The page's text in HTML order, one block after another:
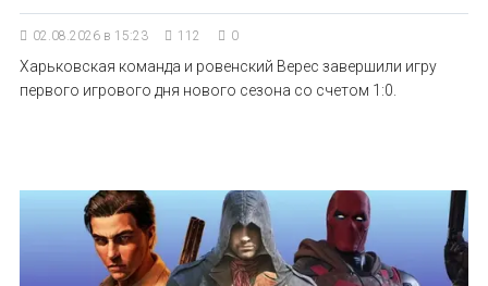
02.08.2026 в 15:23 112 0
Харьковская команда и ровенский Верес завершили игру
первого игрового дня нового сезона со счетом 1:0.